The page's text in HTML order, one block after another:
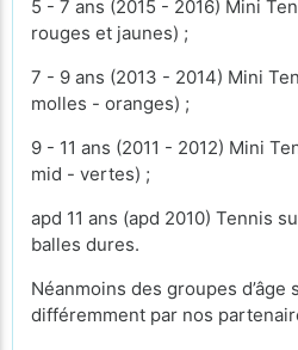
5 - 7 ans (2015 - 2016) Mini
rouges et jaunes) ;
7 - 9 ans (2013 - 2014) Mini
molles - oranges) ;
9 - 11 ans (2011 - 2012) Mini
mid - vertes) ;
apd 11 ans (apd 2010) Tennis
balles dures.
Néanmoins des groupes d’âge
différemment par nos